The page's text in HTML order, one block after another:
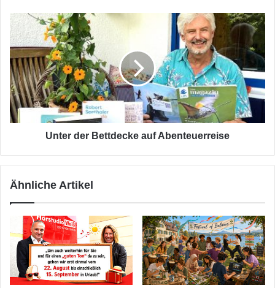
Unter
der
Bettdecke
auf
Abenteuerreise
Unter der Bettdecke auf Abenteuerreise
Ähnliche Artikel